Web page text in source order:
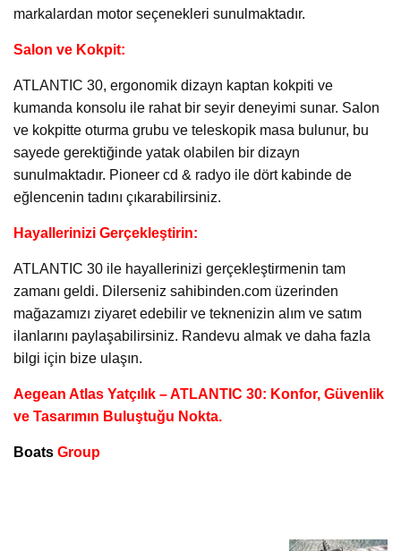
markalardan motor seçenekleri sunulmaktadır.
Salon ve Kokpit:
ATLANTIC 30, ergonomik dizayn kaptan kokpiti ve
kumanda konsolu ile rahat bir seyir deneyimi sunar. Salon
ve kokpitte oturma grubu ve teleskopik masa bulunur, bu
sayede gerektiğinde yatak olabilen bir dizayn
sunulmaktadır. Pioneer cd & radyo ile dört kabinde de
eğlencenin tadını çıkarabilirsiniz.
Hayallerinizi Gerçekleştirin:
ATLANTIC 30 ile hayallerinizi gerçekleştirmenin tam
zamanı geldi. Dilerseniz sahibinden.com üzerinden
mağazamızı ziyaret edebilir ve teknenizin alım ve satım
ilanlarını paylaşabilirsiniz. Randevu almak ve daha fazla
bilgi için bize ulaşın.
Aegean Atlas Yatçılık – ATLANTIC 30: Konfor, Güvenlik
ve Tasarımın Buluştuğu Nokta.
Boats Group